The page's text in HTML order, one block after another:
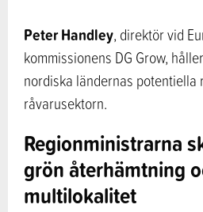
Peter Handley, direktör vid
kommissionens DG Grow,
nordiska ländernas
råvarusektorn.
Regionministrarna
grön återhämtning
multilokalitet